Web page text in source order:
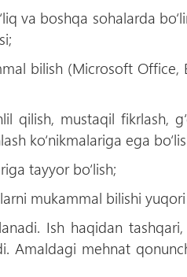
va boshqa sohalarda
bilish (Microsoft Office,
qilish, mustaqil fikrlash,
kо‘nikmalariga ega
tayyor bо‘lish;
mukammal bilishi
Ish haqidan tashqari,
Amaldagi mehnat